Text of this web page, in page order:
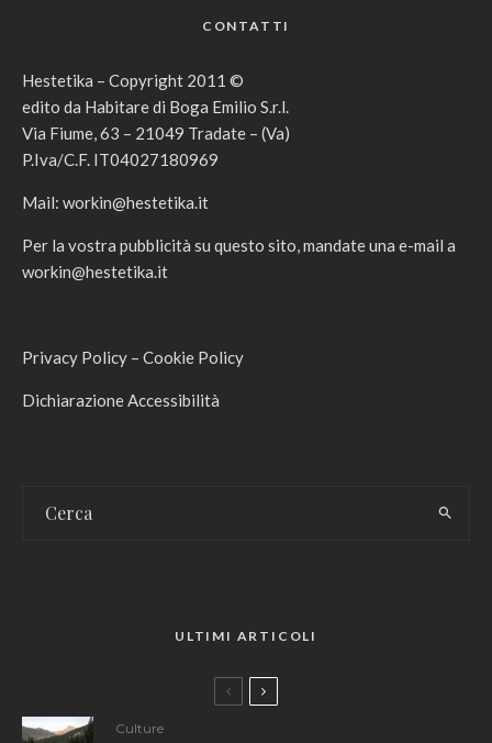
CONTATTI
Hestetika – Copyright 2011 ©
edito da Habitare di Boga Emilio S.r.l.
Via Fiume, 63 – 21049 Tradate – (Va)
P.Iva/C.F. IT04027180969
Mail: workin@hestetika.it
Per la vostra pubblicità su questo sito, mandate una e-mail a
workin@hestetika.it
Privacy Policy – Cookie Policy
Dichiarazione Accessibilità
ULTIMI ARTICOLI
Culture